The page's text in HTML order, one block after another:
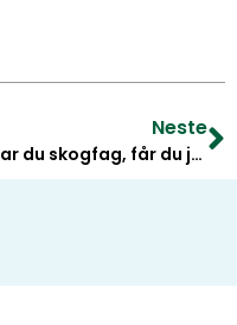
Neste
– Har du skogfag, får du jobb